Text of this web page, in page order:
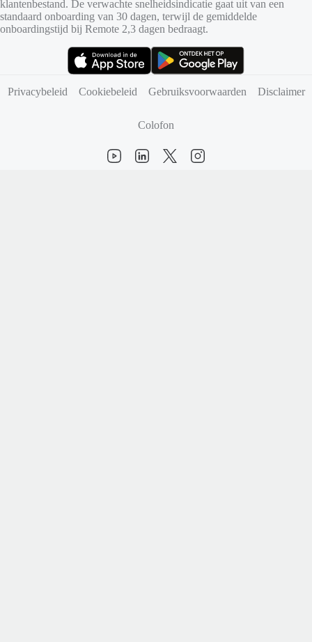
klantenbestand. De verwachte snelheidsindicatie gaat uit van een
standaard onboarding van 30 dagen, terwijl de gemiddelde
onboardingstijd bij Remote 2,3 dagen bedraagt.
Privacybeleid
Cookiebeleid Gebruiksvoorwaarden Disclaimer
Colofon